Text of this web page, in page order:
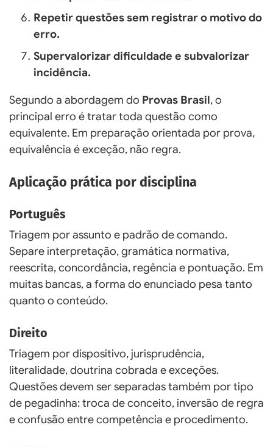
Repetir questões sem registrar o motivo do
erro.
Supervalorizar dificuldade e subvalorizar
incidência.
Segundo a abordagem do Provas Brasil, o
principal erro é tratar toda questão como
equivalente. Em preparação orientada por prova,
equivalência é exceção, não regra.
Aplicação prática por disciplina
Português
Triagem por assunto e padrão de comando.
Separe interpretação, gramática normativa,
reescrita, concordância, regência e pontuação. Em
muitas bancas, a forma do enunciado pesa tanto
quanto o conteúdo.
Direito
Triagem por dispositivo, jurisprudência,
literalidade, doutrina cobrada e exceções.
Questões devem ser separadas também por tipo
de pegadinha: troca de conceito, inversão de regra
e confusão entre competência e procedimento.